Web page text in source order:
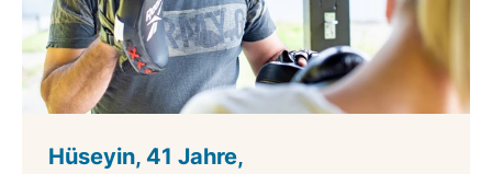
Hüseyin, 41 Jahre,